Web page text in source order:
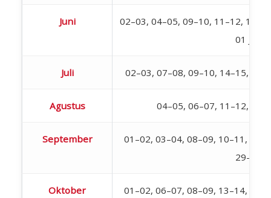
Juni
02–03, 04–05, 09–10, 11–12,
01 Juli
Juli 02–03, 07–08, 09–10, 14–15,
Agustus 04–05, 06–07, 11–12,
September
01–02, 03–04, 08–09, 10–11,
29–30
Oktober
01–02, 06–07, 08–09, 13–14,